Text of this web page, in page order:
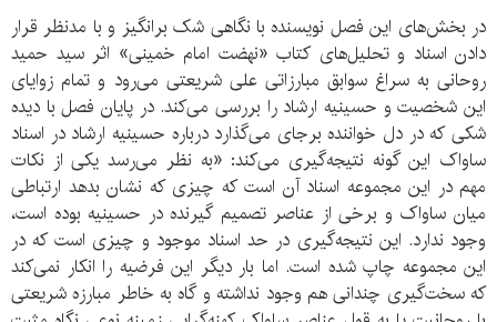
در بخش‌های این فصل نویسنده با نگاهی شک برانگیز و با مدنظر قرار
دادن اسناد و تحلیل‌های کتاب «نهضت امام خمینی» اثر سید حمید
روحانی به سراغ سوابق مبارزاتی علی شریعتی می‌رود و تمام زوایای
این شخصیت و حسینیه ارشاد را بررسی می‌کند. در پایان فصل با دیده
شکی که در دل خواننده برجای می‌گذارد درباره حسینیه ارشاد در اسناد
ساواک این گونه نتیجه‌گیری می‌کند: «به نظر می‌رسد یکی از نکات
مهم در این مجموعه اسناد آن است که چیزی که نشان بدهد ارتباطی
میان ساواک و برخی از عناصر تصمیم گیرنده در حسینیه بوده است،
وجود ندارد. این نتیجه‌گیری در حد اسناد موجود و چیزی است که در
این مجموعه چاپ شده است. اما بار دیگر این فرضیه را انکار نمی‌کند
که سخت‌گیری چندانی هم وجود نداشته و گاه به خاطر مبارزه شریعتی